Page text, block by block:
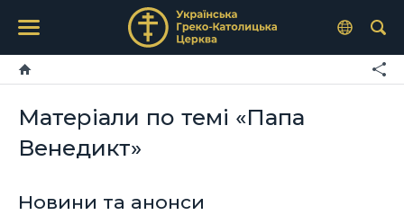
Матеріали по темі «Папа
Венедикт»
Новини та анонси